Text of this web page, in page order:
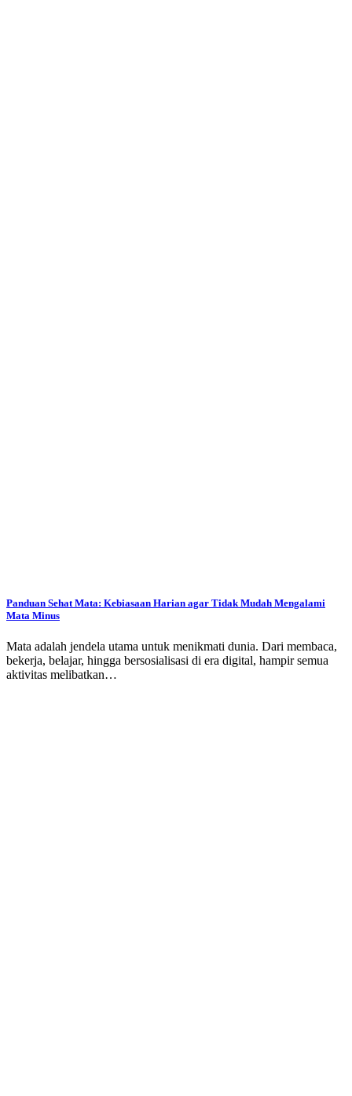
Panduan Sehat Mata: Kebiasaan Harian agar Tidak Mudah Mengalami
Mata Minus
Mata adalah jendela utama untuk menikmati dunia. Dari membaca,
bekerja, belajar, hingga bersosialisasi di era digital, hampir semua
aktivitas melibatkan…